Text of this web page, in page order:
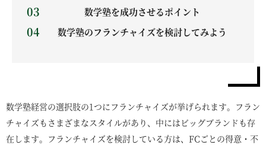
数学塾を成功させるポイント
数学塾のフランチャイズを検討してみよう
数学塾経営の選択肢の1つにフランチャイズが挙げられます。フラン
チャイズもさまざまなスタイルがあり、中にはビッグブランドも存
在します。フランチャイズを検討している方は、FCごとの得意・不